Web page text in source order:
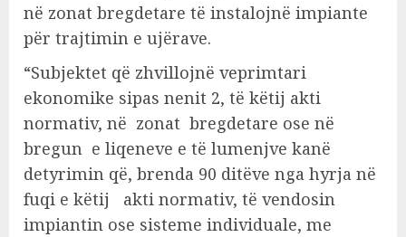
në zonat bregdetare të instalojnë impiante
për trajtimin e ujërave.
“Subjektet që zhvillojnë veprimtari
ekonomike sipas nenit 2, të këtij akti
normativ, në zonat bregdetare ose në
bregun e liqeneve e të lumenjve kanë
detyrimin që, brenda 90 ditëve nga hyrja në
fuqi e këtij akti normativ, të vendosin
impiantin ose sisteme individuale, me